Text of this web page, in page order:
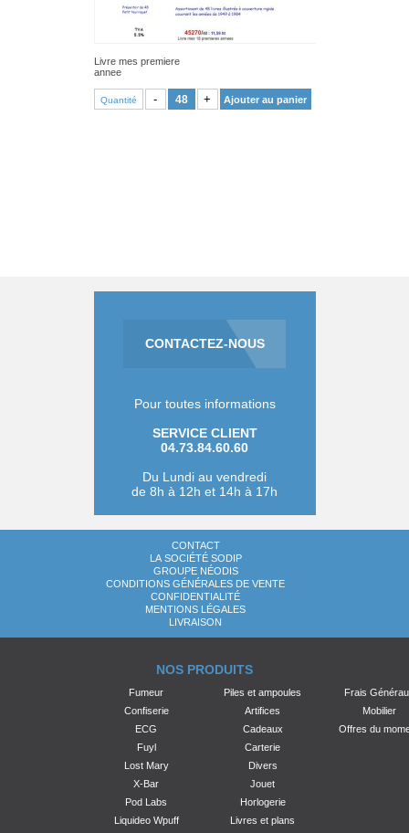
Livre mes premiere
annee
Quantité - + Ajouter au panier
CONTACTEZ-NOUS
Pour toutes informations
SERVICE CLIENT
04.73.84.60.60
Du Lundi au vendredi
de 8h à 12h et 14h à 17h
CONTACT
LA SOCIÉTÉ SODIP
GROUPE NÉODIS
CONDITIONS GÉNÉRALES DE VENTE
CONFIDENTIALITÉ
MENTIONS LÉGALES
LIVRAISON
NOS PRODUITS
Fumeur
Confiserie
ECG
Fuyl
Lost Mary
X-Bar
Pod Labs
Liquideo Wpuff
Piles et ampoules
Artifices
Cadeaux
Carterie
Divers
Jouet
Horlogerie
Livres et plans
Frais
Mobilier
Offres du